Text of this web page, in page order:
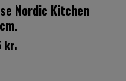
Nordic Kitchen
kr.